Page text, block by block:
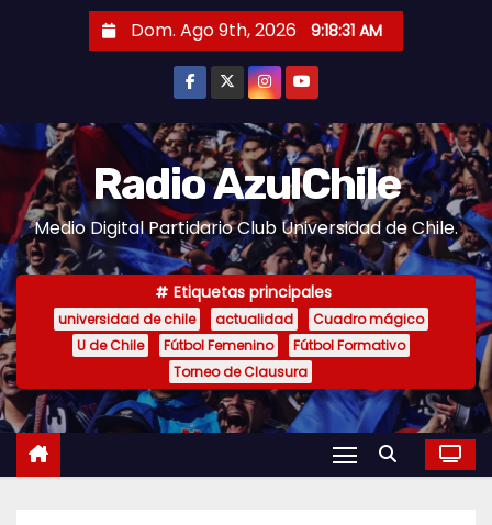
a
l
c
o
n
t
e
n
d
Dom. Ago 9th, 2026 9:18:32 AM
Radio AzulChile
Medio Digital Partidario Club Universidad de Chile.
Etiquetas principales
universidad de chile actualidad
Cuadro mágico
U de Chile
Fútbol Femenino
Fútbol Formativo
Torneo de Clausura